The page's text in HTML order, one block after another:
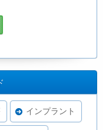
インプラント